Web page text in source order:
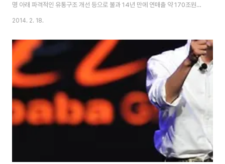
명 아래 파격적인 유통구조 개선 등으로 불과 14년 만에 연매출 약 170조원
(2012년 기준)의 글로벌 IT기업으로 성장했다. 중국 내 민영기업 매출규모 13
조 위안(한화 174조원)으로 중국 전체 GDP의 2%에 달하는 금액으로 뉴질랜
드 GDP에 근접한 규모이다. 알리바바는 인구 13억 중국 e-commerce 시
장의 70% 이상을 점유하고 있으며 중국은 물론 세계적으로 ‘소비 경제를 움직
이는 주체’라고 할 수 있다. 이러한 성장세는 이베이와 아마존을 위협하는 수준
이다. 알리바바그..
2014. 2. 18.